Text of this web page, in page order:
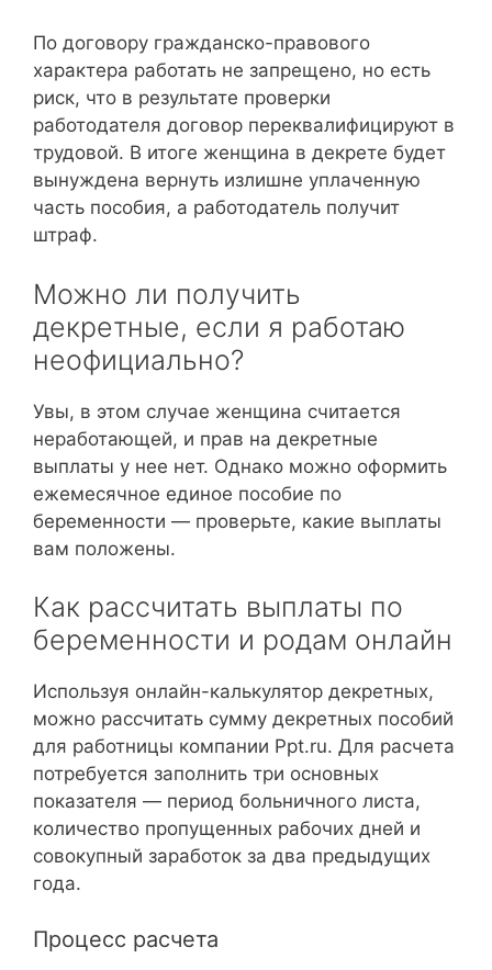
По договору гражданско-правового
характера работать не запрещено, но есть
риск, что в результате проверки
работодателя договор переквалифицируют в
трудовой. В итоге женщина в декрете будет
вынуждена вернуть излишне уплаченную
часть пособия, а работодатель получит
штраф.
Можно ли получить
декретные, если я работаю
неофициально?
Увы, в этом случае женщина считается
неработающей, и прав на декретные
выплаты у нее нет. Однако можно оформить
ежемесячное единое пособие по
беременности — проверьте, какие выплаты
вам положены.
Как рассчитать выплаты по
беременности и родам онлайн
Используя онлайн-калькулятор декретных,
можно рассчитать сумму декретных пособий
для работницы компании Ppt.ru. Для расчета
потребуется заполнить три основных
показателя — период больничного листа,
количество пропущенных рабочих дней и
совокупный заработок за два предыдущих
года.
Процесс расчета